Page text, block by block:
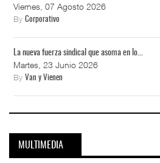
Viernes, 07 Agosto 2026
By Corporativo
La nueva fuerza sindical que asoma en lo...
Martes, 23 Junio 2026
By Van y Vienen
MULTIMEDIA